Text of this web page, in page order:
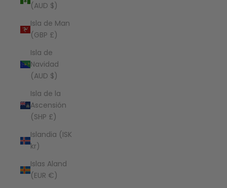
(AUD $)
Isla de Man
(GBP £)
Isla de
Navidad
(AUD $)
Isla de la
Ascensión
(SHP £)
Islandia (ISK
kr)
Islas Aland
(EUR €)